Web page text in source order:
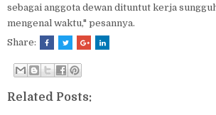
sebagai anggota dewan dituntut kerja
mengenal waktu," pesannya.
Share:
Related Posts: